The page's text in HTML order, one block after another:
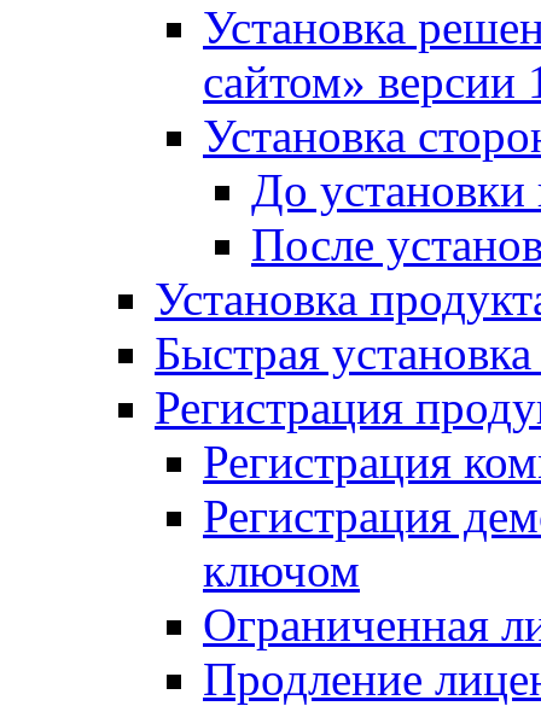
Установка
сайтом»
Установка
До установки
После
Установка
Быстрая
Регистрация
Регистрация
Регистрация
ключом
Ограниченная
Продление